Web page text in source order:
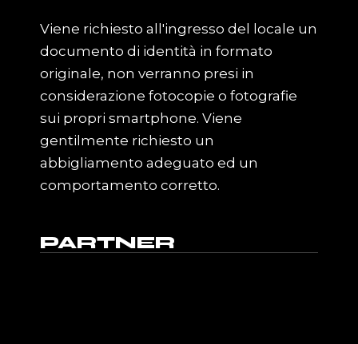
Viene richiesto all'ingresso del locale un
documento di identità in formato
originale, non verranno presi in
considerazione fotocopie o fotografie
sui propri smartphone. Viene
gentilmente richiesto un
abbigliamento adeguato ed un
comportamento corretto.
PARTNER